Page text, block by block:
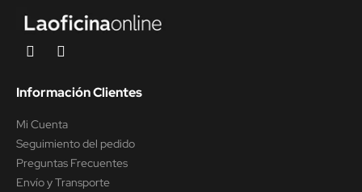
Información Clientes
Mi Cuenta
Seguimiento del pedido
Preguntas Frecuentes
Envío y Transporte